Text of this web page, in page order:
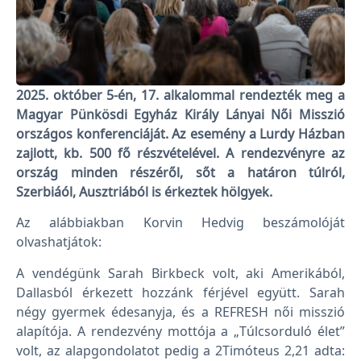
2025. október 5-én, 17. alkalommal rendezték meg a
Magyar Pünkösdi Egyház Király Lányai Női Misszió
országos konferenciáját. Az esemény a Lurdy Házban
zajlott, kb. 500 fő részvételével. A rendezvényre az
ország minden részéről, sőt a határon túlról,
Szerbiáól, Ausztriából is érkeztek hölgyek.
Az alábbiakban Korvin Hedvig beszámolóját
olvashatjátok:
A vendégünk Sarah Birkbeck volt, aki Amerikából,
Dallasból érkezett hozzánk férjével együtt. Sarah
négy gyermek édesanyja, és a REFRESH női misszió
alapítója. A rendezvény mottója a „Túlcsorduló élet”
volt, az alapgondolatot pedig a 2Timóteus 2,21 adta: